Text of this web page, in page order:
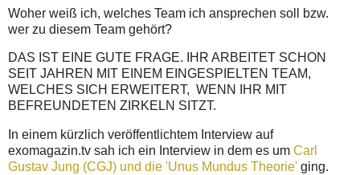
Woher weiß ich, welches Team ich ansprechen soll bzw.
wer zu diesem Team gehört?
DAS IST EINE GUTE FRAGE. IHR ARBEITET SCHON
SEIT JAHREN MIT EINEM EINGESPIELTEN TEAM,
WELCHES SICH ERWEITERT, WENN IHR MIT
BEFREUNDETEN ZIRKELN SITZT.
In einem kürzlich veröffentlichtem Interview auf
exomagazin.tv sah ich ein Interview in dem es um Carl
Gustav Jung (CGJ) und die 'Unus Mundus Theorie' ging.